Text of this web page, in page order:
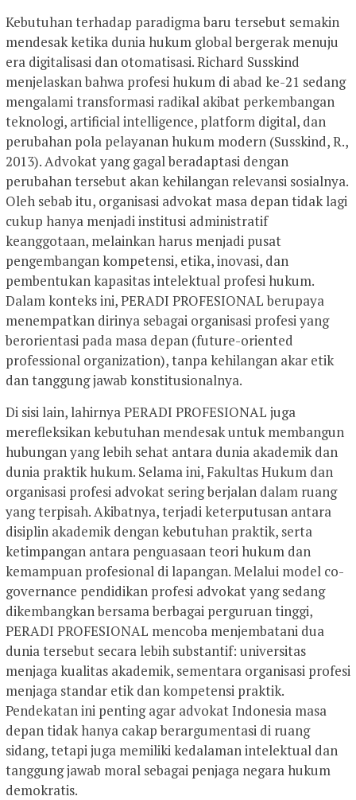
Kebutuhan terhadap paradigma baru tersebut semakin
mendesak ketika dunia hukum global bergerak menuju
era digitalisasi dan otomatisasi. Richard Susskind
menjelaskan bahwa profesi hukum di abad ke-21 sedang
mengalami transformasi radikal akibat perkembangan
teknologi, artificial intelligence, platform digital, dan
perubahan pola pelayanan hukum modern (Susskind, R.,
2013). Advokat yang gagal beradaptasi dengan
perubahan tersebut akan kehilangan relevansi sosialnya.
Oleh sebab itu, organisasi advokat masa depan tidak lagi
cukup hanya menjadi institusi administratif
keanggotaan, melainkan harus menjadi pusat
pengembangan kompetensi, etika, inovasi, dan
pembentukan kapasitas intelektual profesi hukum.
Dalam konteks ini, PERADI PROFESIONAL berupaya
menempatkan dirinya sebagai organisasi profesi yang
berorientasi pada masa depan (future-oriented
professional organization), tanpa kehilangan akar etik
dan tanggung jawab konstitusionalnya.
Di sisi lain, lahirnya PERADI PROFESIONAL juga
merefleksikan kebutuhan mendesak untuk membangun
hubungan yang lebih sehat antara dunia akademik dan
dunia praktik hukum. Selama ini, Fakultas Hukum dan
organisasi profesi advokat sering berjalan dalam ruang
yang terpisah. Akibatnya, terjadi keterputusan antara
disiplin akademik dengan kebutuhan praktik, serta
ketimpangan antara penguasaan teori hukum dan
kemampuan profesional di lapangan. Melalui model co-
governance pendidikan profesi advokat yang sedang
dikembangkan bersama berbagai perguruan tinggi,
PERADI PROFESIONAL mencoba menjembatani dua
dunia tersebut secara lebih substantif: universitas
menjaga kualitas akademik, sementara organisasi profesi
menjaga standar etik dan kompetensi praktik.
Pendekatan ini penting agar advokat Indonesia masa
depan tidak hanya cakap berargumentasi di ruang
sidang, tetapi juga memiliki kedalaman intelektual dan
tanggung jawab moral sebagai penjaga negara hukum
demokratis.